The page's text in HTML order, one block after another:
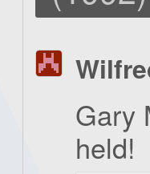
Gary
held!